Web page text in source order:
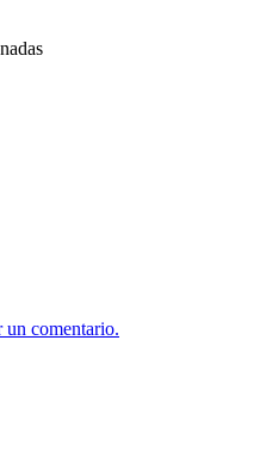
un comentario.